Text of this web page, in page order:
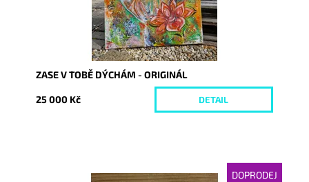
ZASE V TOBĚ DÝCHÁM - ORIGINÁL
25 000 Kč DETAIL
DOPRODEJ